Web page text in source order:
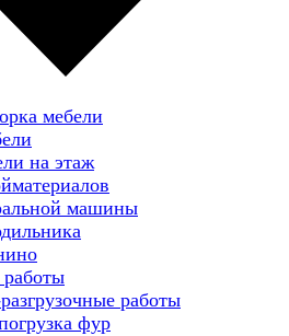
мебели
на этаж
машины
работы
фур